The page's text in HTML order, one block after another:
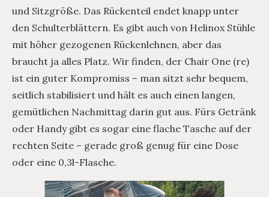
und Sitzgröße. Das Rückenteil endet knapp unter
den Schulterblättern. Es gibt auch von Helinox Stühle
mit höher gezogenen Rückenlehnen, aber das
braucht ja alles Platz. Wir finden, der Chair One (re)
ist ein guter Kompromiss – man sitzt sehr bequem,
seitlich stabilisiert und hält es auch einen langen,
gemütlichen Nachmittag darin gut aus. Fürs Getränk
oder Handy gibt es sogar eine flache Tasche auf der
rechten Seite – gerade groß genug für eine Dose
oder eine 0,3l-Flasche.